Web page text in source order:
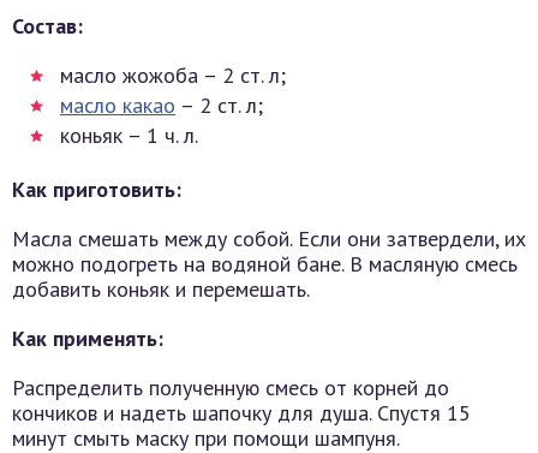
Состав:
масло жожоба – 2 ст. л;
масло какао – 2 ст. л;
коньяк – 1 ч. л.
Как приготовить:
Масла смешать между собой. Если они затвердели, их
можно подогреть на водяной бане. В масляную смесь
добавить коньяк и перемешать.
Как применять:
Распределить полученную смесь от корней до
кончиков и надеть шапочку для душа. Спустя 15
минут смыть маску при помощи шампуня.